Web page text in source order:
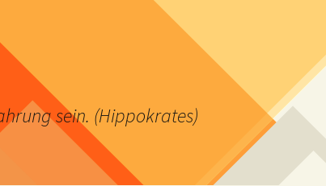
sein. (Hippokrates)